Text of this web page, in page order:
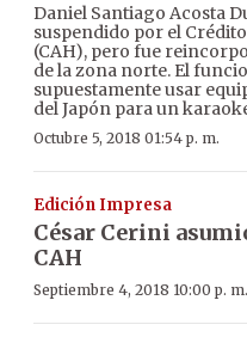
Daniel Santiago Acosta
suspendido por el
(CAH), pero fue
de la zona norte. El
supuestamente usar
del Japón para un
Octubre 5, 2018 01:54 p. m.
Edición Impresa
César Cerini
CAH
Septiembre 4, 2018 10:00 p. m.